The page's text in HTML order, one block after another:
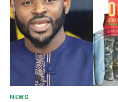
NEWS